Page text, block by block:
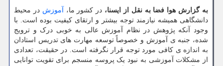
به گزارش هوا فضا به نقل از ایسنا، در کشور ما، آموزش در محیط
دانشگاهی همیشه نیازمند توجه بیشتر و ارتقای کیفیت بوده است. با
وجود آنکه پژوهش در نظام آموزش عالی به خوبی درک و ترویج
شده، جنبه ی آموزش و خصوصاً توسعه مهارت های تدریس استادان
به اندازه ی کافی مورد توجه قرار نگرفته است. در حقیقت، تعدادی
از مشکلات آموزشی به نبود یک پروسه منسجم برای تقویت توانایی